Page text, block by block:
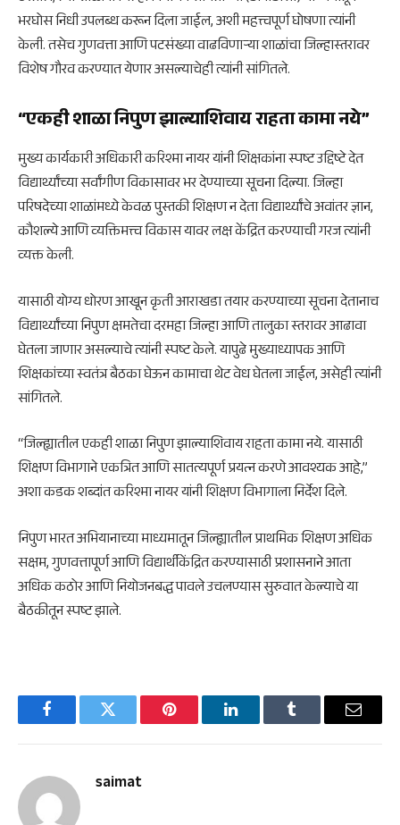
भरघोस निधी उपलब्ध करून दिला जाईल, अशी महत्त्वपूर्ण घोषणा त्यांनी
केली. तसेच गुणवत्ता आणि पटसंख्या वाढविणाऱ्या शाळांचा जिल्हास्तरावर
विशेष गौरव करण्यात येणार असल्याचेही त्यांनी सांगितले.
“एकही शाळा निपुण झाल्याशिवाय राहता कामा नये”
मुख्य कार्यकारी अधिकारी करिश्मा नायर यांनी शिक्षकांना स्पष्ट उद्दिष्टे देत
विद्यार्थ्यांच्या सर्वांगीण विकासावर भर देण्याच्या सूचना दिल्या. जिल्हा
परिषदेच्या शाळांमध्ये केवळ पुस्तकी शिक्षण न देता विद्यार्थ्यांचे अवांतर ज्ञान,
कौशल्ये आणि व्यक्तिमत्त्व विकास यावर लक्ष केंद्रित करण्याची गरज त्यांनी
व्यक्त केली.
यासाठी योग्य धोरण आखून कृती आराखडा तयार करण्याच्या सूचना देतानाच
विद्यार्थ्यांच्या निपुण क्षमतेचा दरमहा जिल्हा आणि तालुका स्तरावर आढावा
घेतला जाणार असल्याचे त्यांनी स्पष्ट केले. यापुढे मुख्याध्यापक आणि
शिक्षकांच्या स्वतंत्र बैठका घेऊन कामाचा थेट वेध घेतला जाईल, असेही त्यांनी
सांगितले.
“जिल्ह्यातील एकही शाळा निपुण झाल्याशिवाय राहता कामा नये. यासाठी
शिक्षण विभागाने एकत्रित आणि सातत्यपूर्ण प्रयत्न करणे आवश्यक आहे,”
अशा कडक शब्दांत करिश्मा नायर यांनी शिक्षण विभागाला निर्देश दिले.
निपुण भारत अभियानाच्या माध्यमातून जिल्ह्यातील प्राथमिक शिक्षण अधिक
सक्षम, गुणवत्तापूर्ण आणि विद्यार्थीकेंद्रित करण्यासाठी प्रशासनाने आता
अधिक कठोर आणि नियोजनबद्ध पावले उचलण्यास सुरुवात केल्याचे या
बैठकीतून स्पष्ट झाले.
FacebookTwitter Pinterest LinkedInTumblr Email
saimat